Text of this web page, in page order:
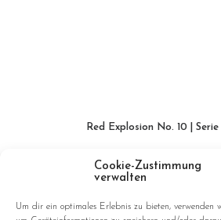
Cookie-Zustimmung
verwalten
Um dir ein optimales Erlebnis zu bieten, verwenden
Red Explosion No. 10 |